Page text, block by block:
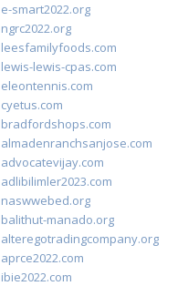
e-smart2022.org
ngrc2022.org
leesfamilyfoods.com
lewis-lewis-cpas.com
eleontennis.com
cyetus.com
bradfordshops.com
almadenranchsanjose.com
advocatevijay.com
adlibilimler2023.com
naswwebed.org
balithut-manado.org
alteregotradingcompany.org
aprce2022.com
ibie2022.com